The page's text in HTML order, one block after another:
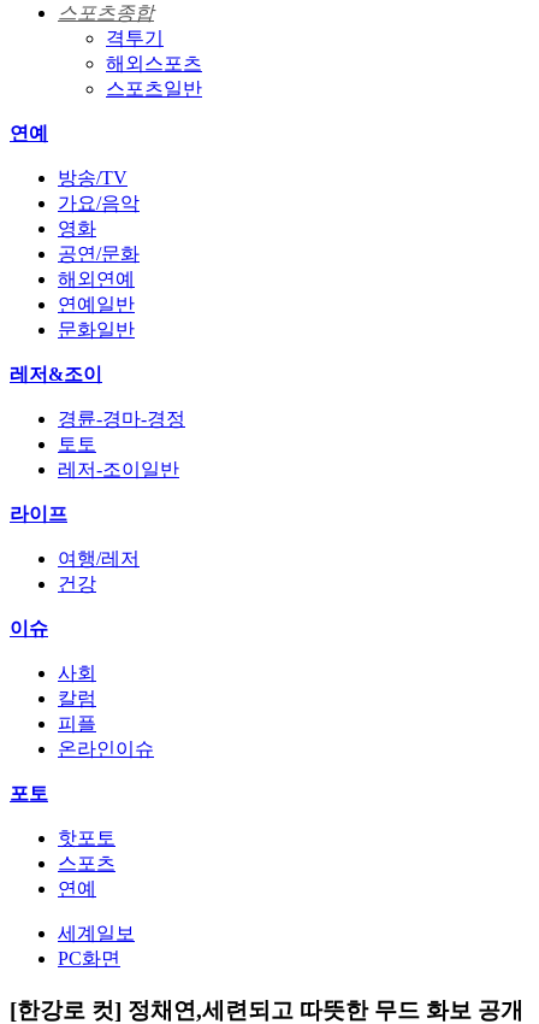
스포츠종합
격투기
해외스포츠
스포츠일반
연예
방송/TV
가요/음악
영화
공연/문화
해외연예
연예일반
문화일반
레저&조이
경륜-경마-경정
토토
레저-조이일반
라이프
여행/레저
건강
이슈
사회
칼럼
피플
온라인이슈
포토
핫포토
스포츠
연예
세계일보
PC화면
[한강로 컷] 정채연,세련되고 따뜻한 무드 화보 공개